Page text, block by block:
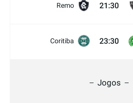
Remo 21:30
Coritiba 23:30
Jogos